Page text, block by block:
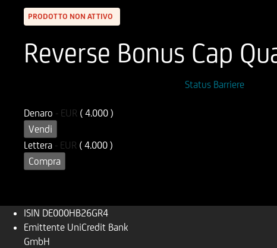
PRODOTTO NON ATTIVO
Reverse Bonus Cap
Status Barriere
Denaro - EUR ( 4.000 )
Vendi
Lettera - EUR ( 4.000 )
Compra
ISIN DE000HB26GR4
Emittente UniCredit Bank
GmbH